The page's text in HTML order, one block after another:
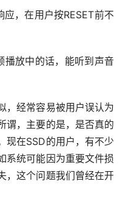
，在用户按RESET前不
播放中的话，能听到声音
，经常容易被用户误认为
谓，主要的是，是否真的
现在SSD的用户，有不少
系统可能因为重要文件损
，这个问题我们曾经在开